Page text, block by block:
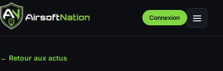
Connexion Menu
← Retour aux actus